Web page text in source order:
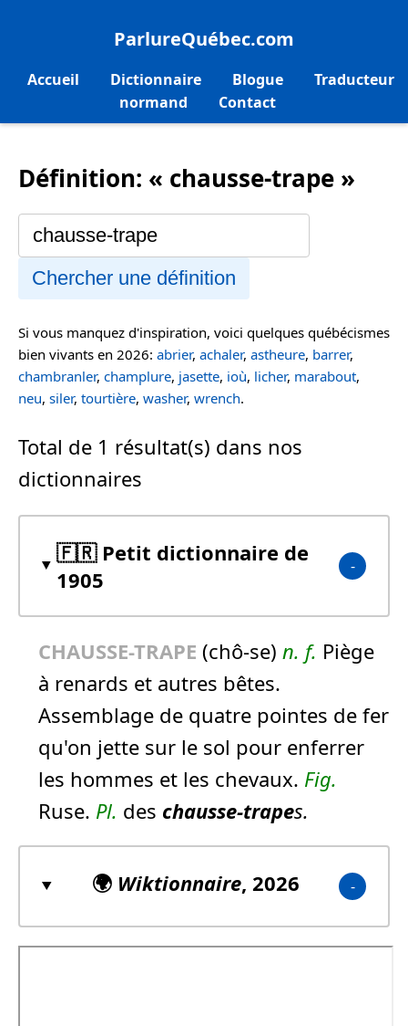
ParlureQuébec.com
Accueil Dictionnaire Blogue
Traducteur
normand
Contact
Définition: « chausse-trape »
Chercher une définition
Si vous manquez d'inspiration, voici quelques québécismes
bien vivants en 2026: abrier, achaler, astheure, barrer,
chambranler, champlure, jasette, ioù, licher, marabout,
neu, siler, tourtière, washer, wrench.
Total de 1 résultat(s) dans nos
dictionnaires
🇫🇷 Petit dictionnaire de
1905
CHAUSSE-TRAPE (chô-se) n. f. Piège
à renards et autres bêtes.
Assemblage de quatre pointes de fer
qu'on jette sur le sol pour enferrer
les hommes et les chevaux. Fig.
Ruse. Pl. des chausse-trapes.
🌍 Wiktionnaire, 2026